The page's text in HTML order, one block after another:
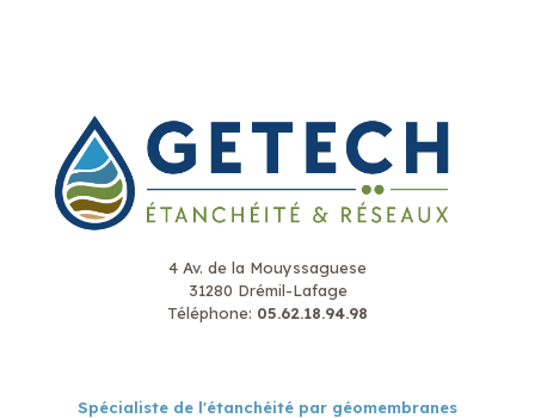
4 Av. de la Mouyssaguese
31280 Drémil-Lafage
Téléphone: 05.62.18.94.98
Spécialiste de l'étanchéité par géomembranes